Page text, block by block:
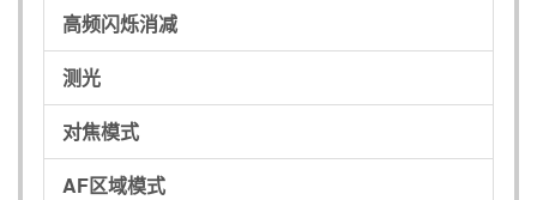
高频闪烁消减
测光
对焦模式
AF区域模式